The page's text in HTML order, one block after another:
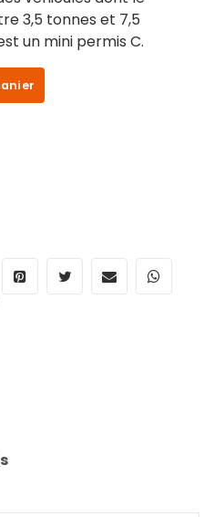
3,5 tonnes et 7,5
un mini permis C.